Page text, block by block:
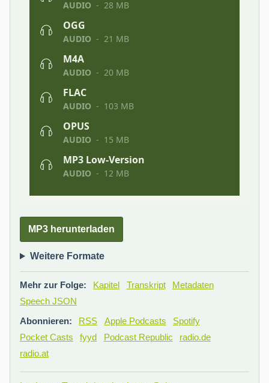
MP3 herunterladen
Weitere Formate
Mehr zur Folge: Kapitel Transkript
Metadaten
Speech JSON
Abonnieren:
RSS Apple Podcasts
Spotify
Pocket Casts
fyyd Podcast Republic
radio.de
radio.at